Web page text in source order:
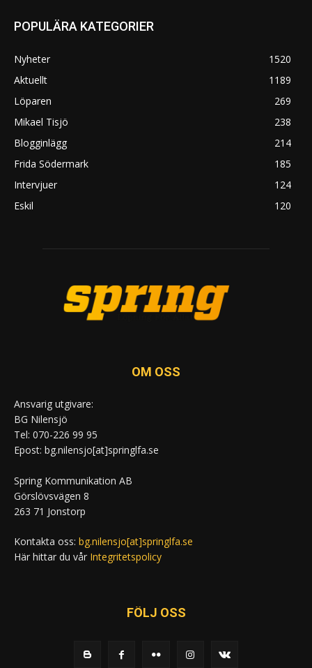
POPULÄRA KATEGORIER
Nyheter
1520
Aktuellt
1189
Löparen
269
Mikael Tisjö
238
Blogginlägg
214
Frida Södermark
185
Intervjuer
124
Eskil
120
OM OSS
Ansvarig utgivare:
BG Nilensjö
Tel: 070-226 99 95
Epost: bg.nilensjo[at]springlfa.se
Spring Kommunikation AB
Görslövsvägen 8
263 71 Jonstorp
Kontakta oss: bg.nilensjo[at]springlfa.se
Här hittar du vår Integritetspolicy
FÖLJ OSS